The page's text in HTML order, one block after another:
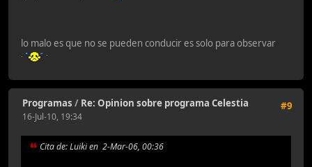
lo malo es que no se pueden conducir es solo para observar
#9
Programas / Re: Opinion sobre programa Celestia
16-Jul-10, 19:34
Cita de: Luiki en 2-Mar-06, 00:36